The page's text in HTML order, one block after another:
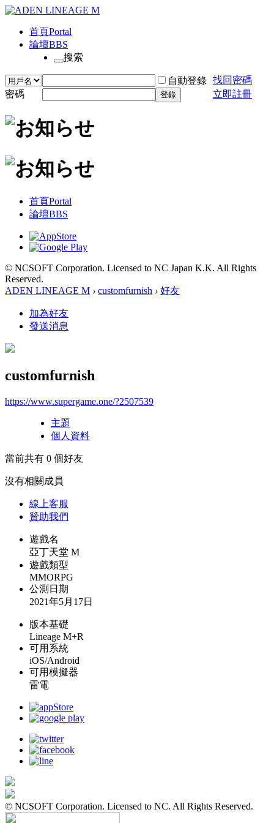
首頁Portal
論壇BBS
搜索
自動登錄 找回密碼
密碼
登錄 立即註冊
首頁Portal
論壇BBS
© NCSOFT Corporation. Licensed to NC Japan K.K. All Rights
Reserved.
ADEN LINEAGE M › customfurnish › 好友
加為好友
發送消息
customfurnish
https://www.supergame.one/?2507539
主題
個人資料
當前共有 0 個好友
沒有相關成員
線上客服
贊助我們
遊戲名
亞丁天堂 M
遊戲類型
MMORPG
公測日期
2021年5月17日
版本基礎
Lineage M+R
可用系統
iOS/Android
可用模擬器
雷電
© NCSOFT Corporation. Licensed to NC. All Rights Reserved.